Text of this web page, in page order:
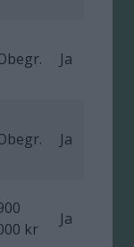
Ja
Ja
kr
Ja